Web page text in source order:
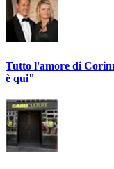
Tutto l'amore di
è qui"